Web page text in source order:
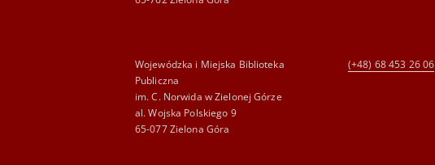
Wojewódzka i Miejska Biblioteka
Publiczna
im. C. Norwida w Zielonej Górze
al. Wojska Polskiego 9
65-077 Zielona Góra
(+48) 68 453 26 06